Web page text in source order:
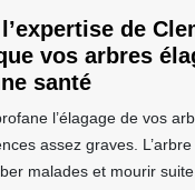
de
vos arbres
santé
l’élagage de vos
assez graves.
malades et mourir suite